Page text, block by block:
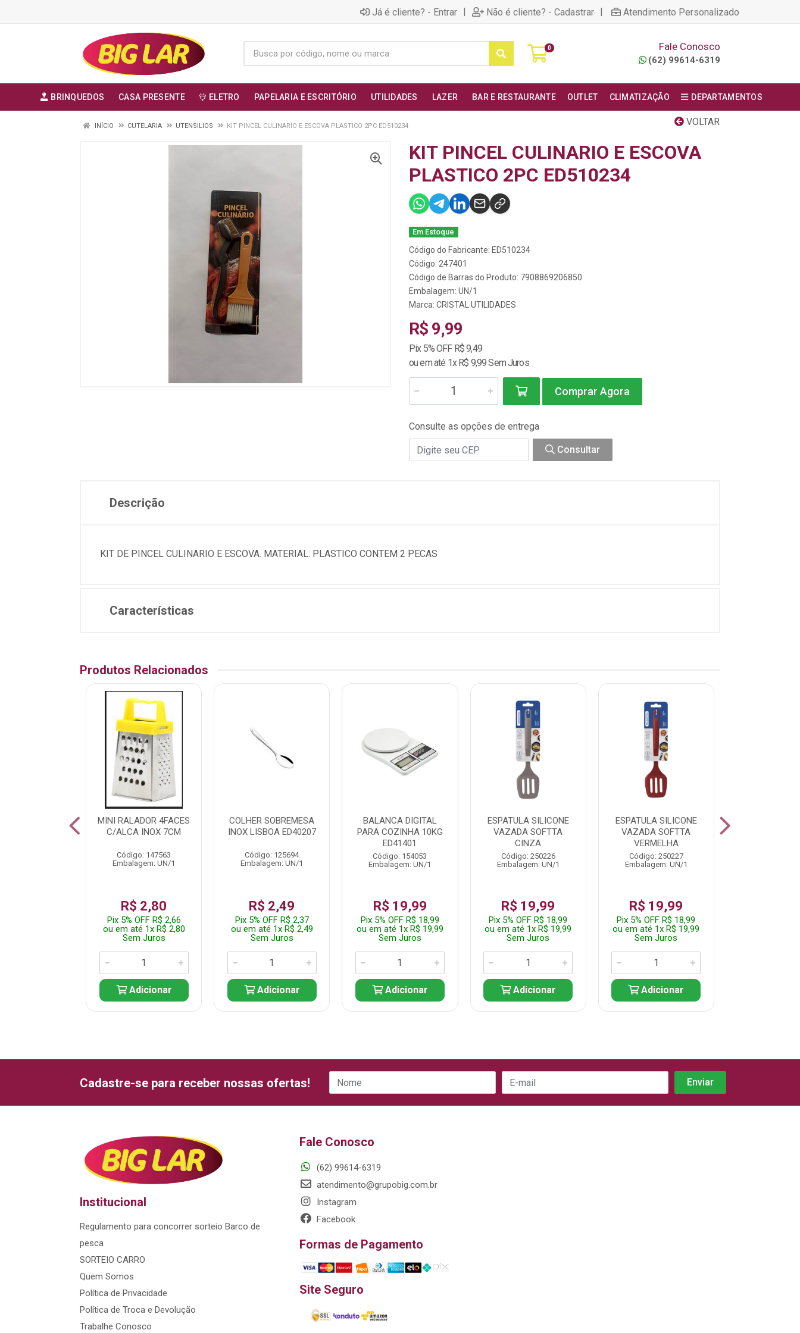
Já é cliente? - Entrar | Não é cliente? - Cadastrar | Atendimento Personalizado
0 Fale Conosco
(62) 99614-6319
BRINQUEDOS CASA PRESENTE ELETRO PAPELARIA E ESCRITÓRIO UTILIDADES LAZER BAR E RESTAURANTE OUTLET CLIMATIZAÇÃO DEPARTAMENTOS
VOLTAR
INÍCIO CUTELARIA UTENSILIOS KIT PINCEL CULINARIO E ESCOVA PLASTICO 2PC ED510234
KIT PINCEL CULINARIO E ESCOVA
PLASTICO 2PC ED510234
Em Estoque
Código do Fabricante: ED510234
Código: 247401
Código de Barras do Produto: 7908869206850
Embalagem: UN/1
Marca: CRISTAL UTILIDADES
R$ 9,99
Pix 5% OFF R$ 9,49
ou em até 1x R$ 9,99 Sem Juros
Comprar Agora
Consulte as opções de entrega
Consultar
Descrição
KIT DE PINCEL CULINARIO E ESCOVA. MATERIAL: PLASTICO CONTEM 2 PECAS
Características
Produtos Relacionados
MINI RALADOR 4FACES
C/ALCA INOX 7CM
Código: 147563
Embalagem: UN/1
R$ 2,80
Pix 5% OFF R$ 2,66
ou em até 1x R$ 2,80
Sem Juros
Adicionar
COLHER SOBREMESA
INOX LISBOA ED40207
Código: 125694
Embalagem: UN/1
R$ 2,49
Pix 5% OFF R$ 2,37
ou em até 1x R$ 2,49
Sem Juros
Adicionar
BALANCA DIGITAL
PARA COZINHA 10KG
ED41401
Código: 154053
Embalagem: UN/1
R$ 19,99
Pix 5% OFF R$ 18,99
ou em até 1x R$ 19,99
Sem Juros
Adicionar
ESPATULA SILICONE
VAZADA SOFTTA
CINZA
Código: 250226
Embalagem: UN/1
R$ 19,99
Pix 5% OFF R$ 18,99
ou em até 1x R$ 19,99
Sem Juros
Adicionar
ESPATULA SILICONE
VAZADA SOFTTA
VERMELHA
Código: 250227
Embalagem: UN/1
R$ 19,99
Pix 5% OFF R$ 18,99
ou em até 1x R$ 19,99
Sem Juros
Adicionar
Cadastre-se para receber nossas ofertas!
Institucional
Regulamento para concorrer sorteio Barco de
pesca
SORTEIO CARRO
Quem Somos
Política de Privacidade
Política de Troca e Devolução
Trabalhe Conosco
Fale Conosco
(62) 99614-6319
atendimento@grupobig.com.br
Instagram
Facebook
Formas de Pagamento
Site Seguro